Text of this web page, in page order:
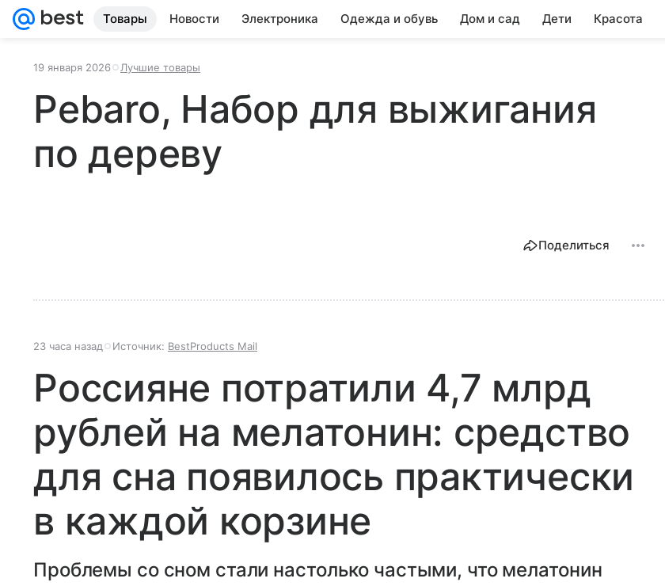
Товары Новости Электроника Одежда и обувь Дом и сад Дети Красота
19 января 2026 Лучшие товары
Pebaro, Набор для выжигания
по дереву
Поделиться
23 часа назад Источник: BestProducts Mail
Россияне потратили 4,7 млрд
рублей на мелатонин: средство
для сна появилось практически
в каждой корзине
Проблемы со сном стали настолько частыми, что мелатонин